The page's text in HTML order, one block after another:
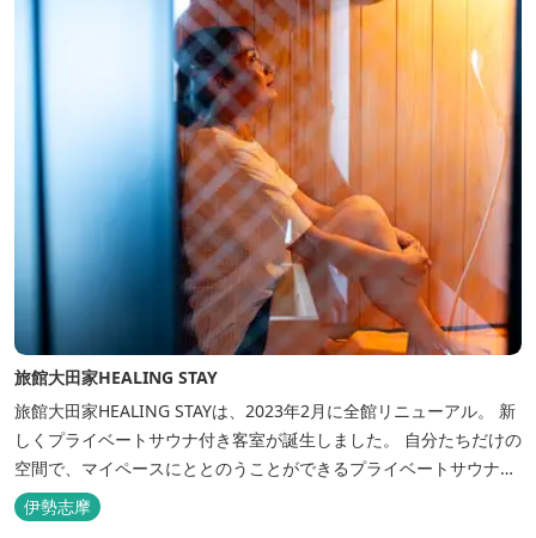
旅館大田家HEALING STAY
旅館大田家HEALING STAYは、2023年2月に全館リニューアル。 新
しくプライベートサウナ付き客室が誕生しました。 自分たちだけの
空間で、マイペースにととのうことができるプライベートサウナ。
相差ならではの新鮮な海の幸、豊かな自然、温泉、そしてサウナで
ととのう至福のひとときを。
伊勢志摩